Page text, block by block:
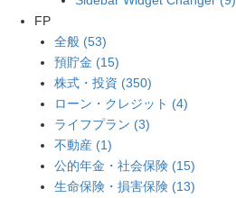
FP
全般 (53)
預貯金 (15)
株式・投資 (350)
ローン・クレジット (4)
ライフプラン (3)
不動産 (1)
公的年金・社会保険 (15)
生命保険・損害保険 (13)